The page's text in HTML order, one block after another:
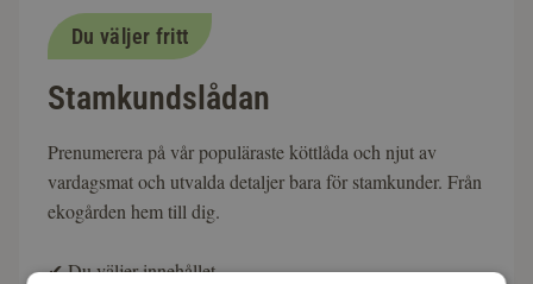
Du väljer fritt
Stamkundslådan
Prenumerera på vår populäraste köttlåda och njut av
vardagsmat och utvalda detaljer bara för stamkunder. Från
ekogården hem till dig.
✔Du väljer innehållet